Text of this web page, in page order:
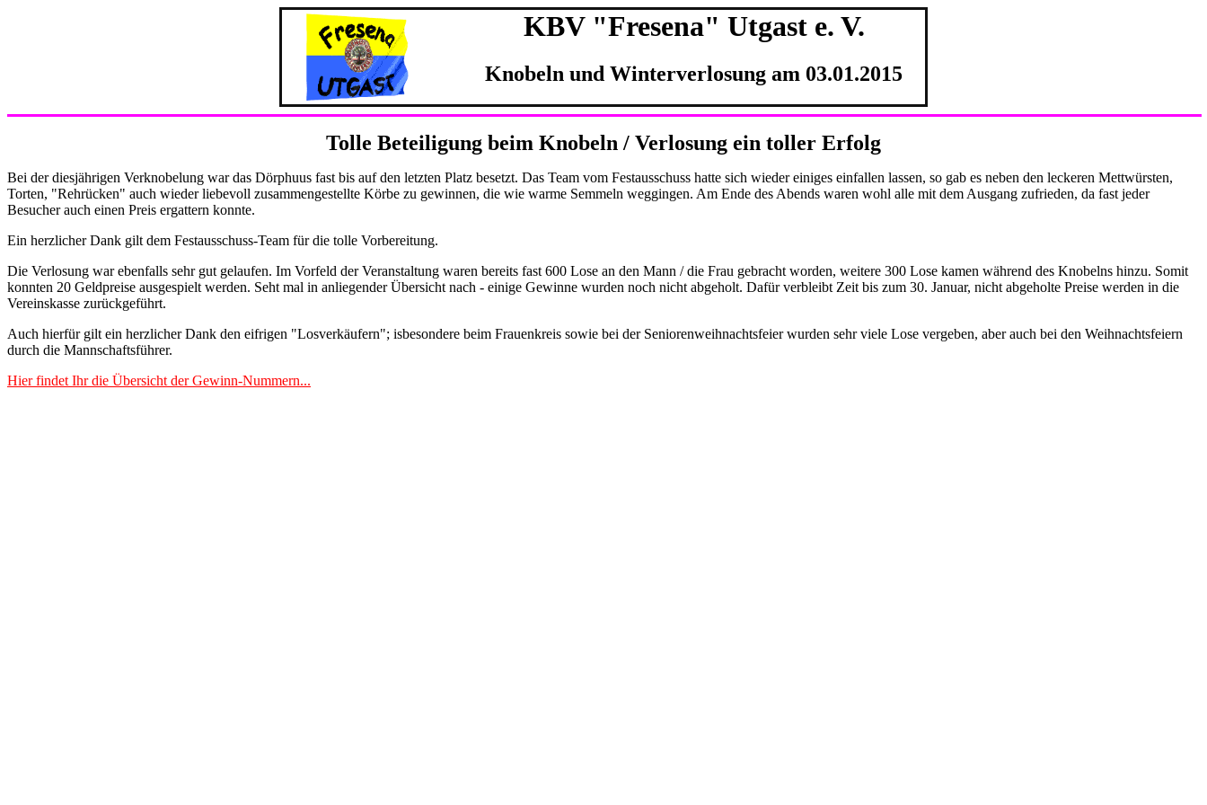
KBV "Fresena" Utgast e. V.
Knobeln und Winterverlosung am 03.01.2015
Tolle Beteiligung beim Knobeln / Verlosung ein toller Erfolg
Bei der diesjährigen Verknobelung war das Dörphuus fast bis auf den letzten Platz besetzt. Das Team vom Festausschuss hatte sich wieder einiges einfallen lassen, so gab es neben den leckeren Mettwürsten,
Torten, "Rehrücken" auch wieder liebevoll zusammengestellte Körbe zu gewinnen, die wie warme Semmeln weggingen. Am Ende des Abends waren wohl alle mit dem Ausgang zufrieden, da fast jeder
Besucher auch einen Preis ergattern konnte.
Ein herzlicher Dank gilt dem Festausschuss-Team für die tolle Vorbereitung.
Die Verlosung war ebenfalls sehr gut gelaufen. Im Vorfeld der Veranstaltung waren bereits fast 600 Lose an den Mann / die Frau gebracht worden, weitere 300 Lose kamen während des Knobelns hinzu. Somit
konnten 20 Geldpreise ausgespielt werden. Seht mal in anliegender Übersicht nach - einige Gewinne wurden noch nicht abgeholt. Dafür verbleibt Zeit bis zum 30. Januar, nicht abgeholte Preise werden in die
Vereinskasse zurückgeführt.
Auch hierfür gilt ein herzlicher Dank den eifrigen "Losverkäufern"; isbesondere beim Frauenkreis sowie bei der Seniorenweihnachtsfeier wurden sehr viele Lose vergeben, aber auch bei den Weihnachtsfeiern
durch die Mannschaftsführer.
Hier findet Ihr die Übersicht der Gewinn-Nummern...